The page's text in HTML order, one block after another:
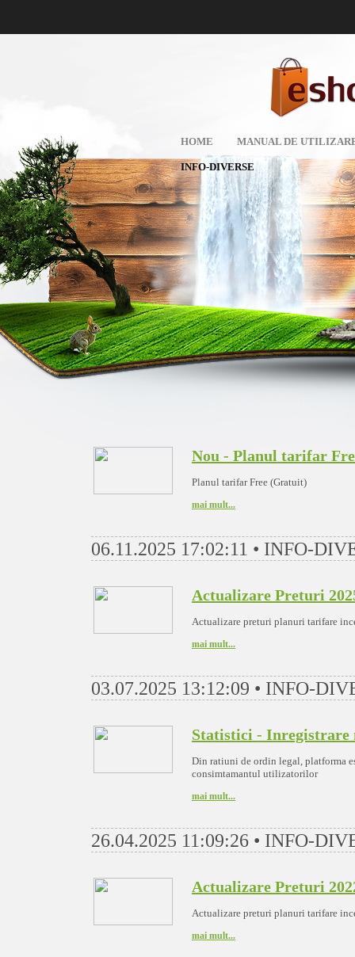
HOME MANUAL DE
INFO-DIVERSE
Nou - Planul tarifar
Planul tarifar Free (Gratuit)
mai mult...
06.11.2025 17:02:11 • INFO-
Actualizare Preturi
Actualizare preturi planuri tarifare
mai mult...
03.07.2025 13:12:09 • INFO-
Statistici - Inregistrare
Din ratiuni de ordin legal, platforma
consimtamantul utilizatorilor
mai mult...
26.04.2025 11:09:26 • INFO-
Actualizare Preturi
Actualizare preturi planuri tarifare
mai mult...